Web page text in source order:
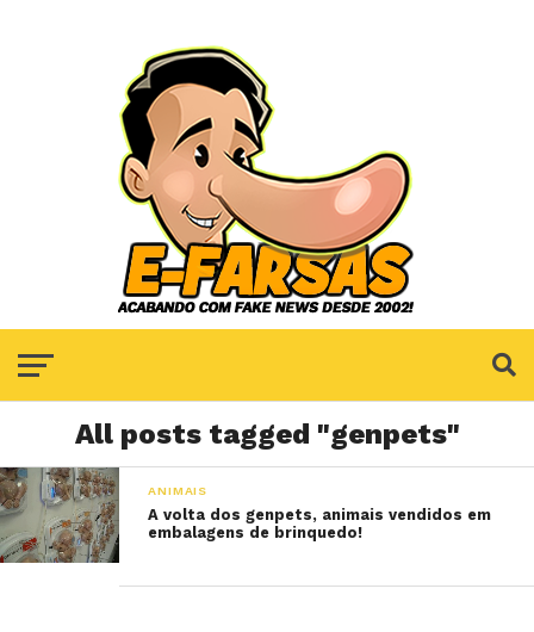
All posts tagged "genpets"
ANIMAIS
A volta dos genpets, animais vendidos em
embalagens de brinquedo!